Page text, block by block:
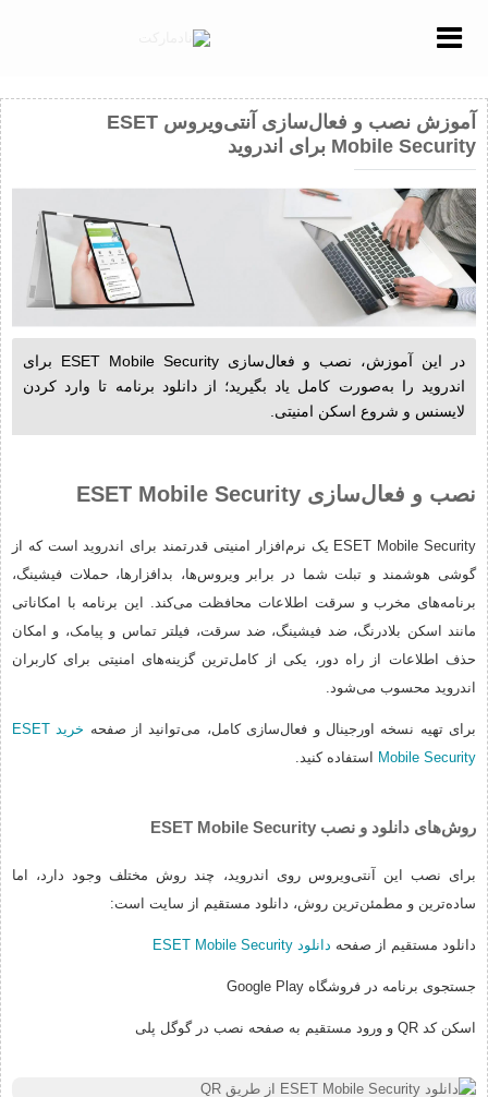
Menu
آموزش نصب و فعال‌سازی آنتی‌ویروس ESET
Mobile Security برای اندروید
در این آموزش، نصب و فعال‌سازی ESET Mobile Security برای
اندروید را به‌صورت کامل یاد بگیرید؛ از دانلود برنامه تا وارد کردن
لایسنس و شروع اسکن امنیتی.
نصب و فعال‌سازی ESET Mobile Security
ESET Mobile Security یک نرم‌افزار امنیتی قدرتمند برای اندروید است که از
گوشی هوشمند و تبلت شما در برابر ویروس‌ها، بدافزارها، حملات فیشینگ،
برنامه‌های مخرب و سرقت اطلاعات محافظت می‌کند. این برنامه با امکاناتی
مانند اسکن بلادرنگ، ضد فیشینگ، ضد سرقت، فیلتر تماس و پیامک، و امکان
حذف اطلاعات از راه دور، یکی از کامل‌ترین گزینه‌های امنیتی برای کاربران
اندروید محسوب می‌شود.
برای تهیه نسخه اورجینال و فعال‌سازی کامل، می‌توانید از صفحه
خرید ESET
Mobile Security
استفاده کنید.
روش‌های دانلود و نصب ESET Mobile Security
برای نصب این آنتی‌ویروس روی اندروید، چند روش مختلف وجود دارد، اما
ساده‌ترین و مطمئن‌ترین روش، دانلود مستقیم از سایت است:
دانلود مستقیم از صفحه دانلود ESET Mobile Security
جستجوی برنامه در فروشگاه Google Play
اسکن کد QR و ورود مستقیم به صفحه نصب در گوگل پلی